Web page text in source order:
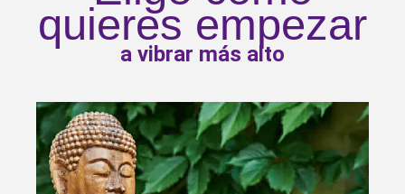
quieres empezar
a vibrar más alto